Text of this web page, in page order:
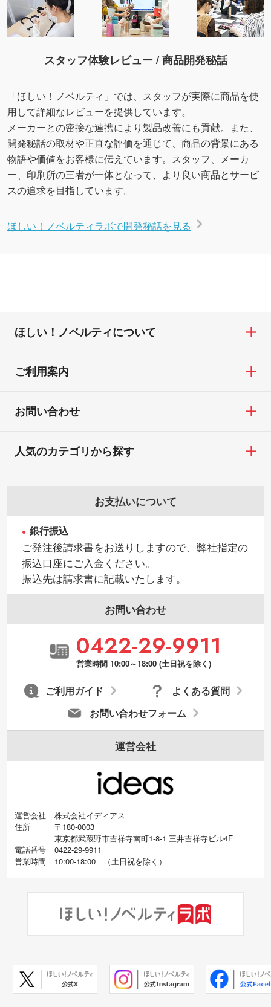
スタッフ体験レビュー / 商品開発秘話
「ほしい！ノベルティ」では、スタッフが実際に商品を使
用して詳細なレビューを提供しています。
メーカーとの密接な連携により製品改善にも貢献。また、
開発秘話の取材や正直な評価を通じて、商品の背景にある
物語や価値をお客様に伝えています。スタッフ、メーカ
ー、印刷所の三者が一体となって、より良い商品とサービ
スの追求を目指しています。
ほしい！ノベルティラボで開発秘話を見る
ほしい！ノベルティについて
ご利用案内
お問い合わせ
お支払いについて
銀行振込
ご発注後請求書をお送りしますので、弊社指定の
振込口座にご入金ください。
振込先は請求書に記載いたします。
お問い合わせ
0422-29-9911
営業時間 10:00～18:00 (土日祝を除く)
お問い合わせフォーム
よくある質問
ご利用ガイド
運営会社
運営会社
株式会社イディアス
住所
〒180-0003
東京都武蔵野市吉祥寺南町1-8-1 三井吉祥寺ビル4F
電話番号
0422-29-9911
営業時間
10:00-18:00 （土日祝を除く）
人気のカテゴリから探す